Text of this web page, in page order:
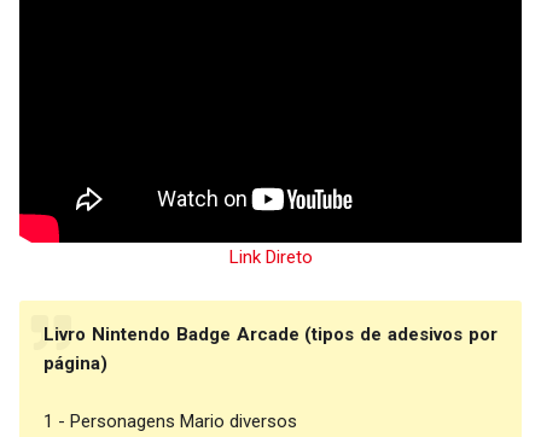
Link Direto
Livro Nintendo Badge Arcade (tipos de adesivos por
página)
1 - Personagens Mario diversos